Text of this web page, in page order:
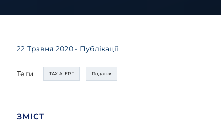
22 Травня 2020 - Публікації
Теги TAX ALERT Податки
ЗМІСТ